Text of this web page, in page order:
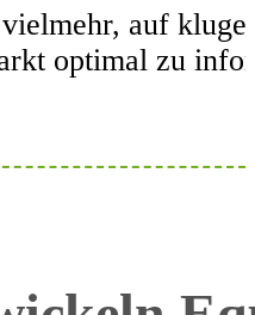
auf
optimal zu